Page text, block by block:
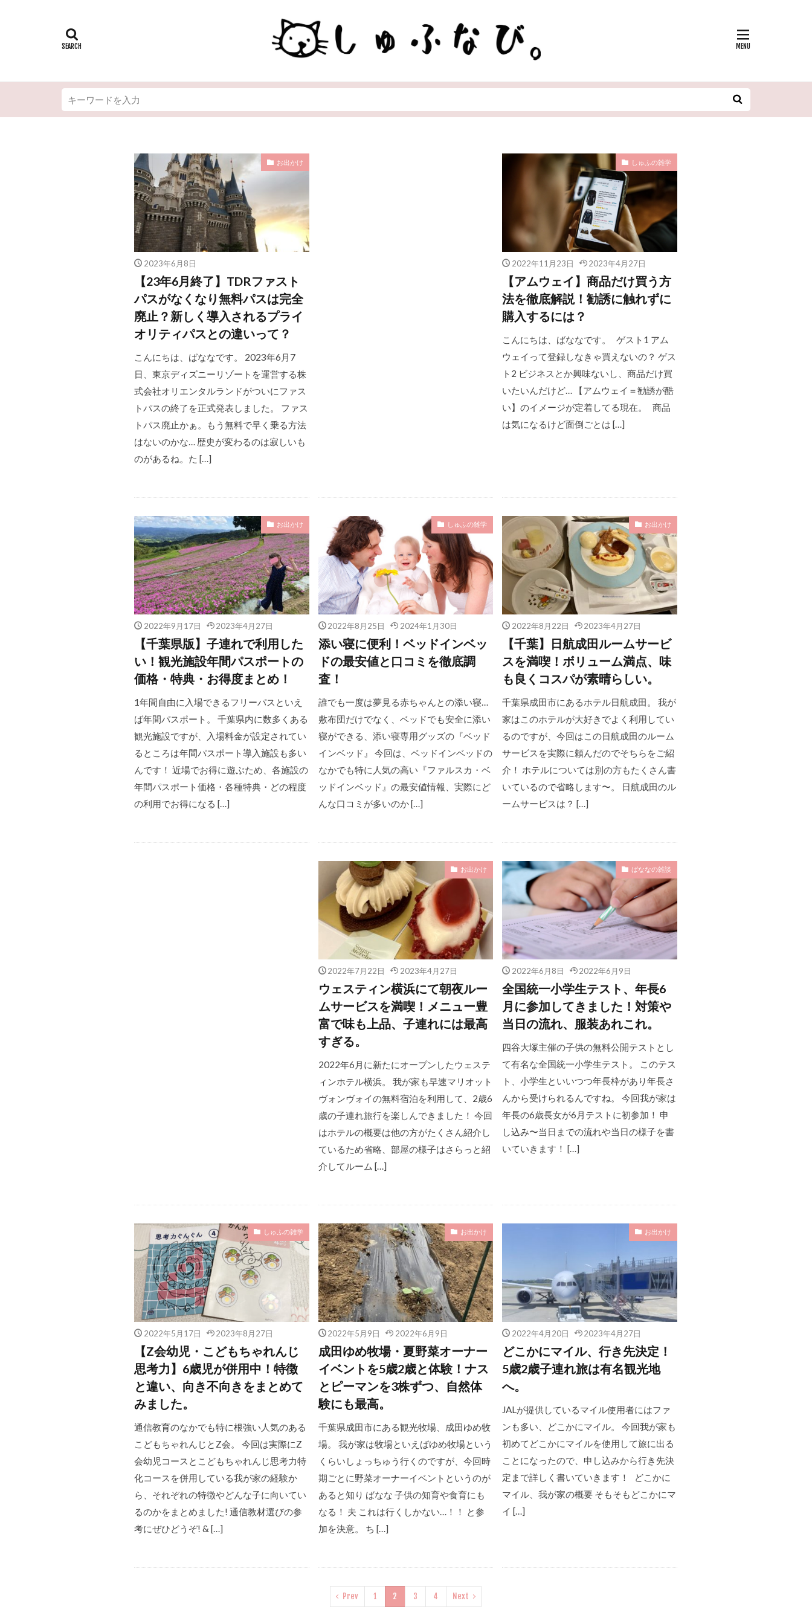
お出かけ
2023年6月8日
【23年6月終了】TDRファスト
パスがなくなり無料パスは完全
廃止？新しく導入されるプライ
オリティパスとの違いって？
こんにちは、ばななです。 2023年6月7
日、東京ディズニーリゾートを運営する株
式会社オリエンタルランドがついにファス
トパスの終了を正式発表しました。 ファス
トパス廃止かぁ。もう無料で早く乗る方法
はないのかな… 歴史が変わるのは寂しいも
のがあるね。た […]
しゅふの雑学
2022年11月23日 2023年4月27日
【アムウェイ】商品だけ買う方
法を徹底解説！勧誘に触れずに
購入するには？
こんにちは、ばななです。 ゲスト1 アム
ウェイって登録しなきゃ買えないの？ ゲス
ト2 ビジネスとか興味ないし、商品だけ買
いたいんだけど… 【アムウェイ＝勧誘が酷
い】のイメージが定着してる現在。 商品
は気になるけど面倒ごとは […]
お出かけ
2022年9月17日 2023年4月27日
【千葉県版】子連れで利用した
い！観光施設年間パスポートの
価格・特典・お得度まとめ！
1年間自由に入場できるフリーパスといえ
ば年間パスポート。 千葉県内に数多くある
観光施設ですが、入場料金が設定されてい
るところは年間パスポート導入施設も多い
んです！ 近場でお得に遊ぶため、各施設の
年間パスポート価格・各種特典・どの程度
の利用でお得になる […]
しゅふの雑学
2022年8月25日 2024年1月30日
添い寝に便利！ベッドインベッ
ドの最安値と口コミを徹底調
査！
誰でも一度は夢見る赤ちゃんとの添い寝…
敷布団だけでなく、ベッドでも安全に添い
寝ができる、添い寝専用グッズの『ベッド
インベッド』 今回は、ベッドインベッドの
なかでも特に人気の高い『ファルスカ・ベ
ッドインベッド』の最安値情報、実際にど
んな口コミが多いのか […]
お出かけ
2022年8月22日 2023年4月27日
【千葉】日航成田ルームサービ
スを満喫！ボリューム満点、味
も良くコスパが素晴らしい。
千葉県成田市にあるホテル日航成田。 我が
家はこのホテルが大好きでよく利用してい
るのですが、今回はこの日航成田のルーム
サービスを実際に頼んだのでそちらをご紹
介！ ホテルについては別の方もたくさん書
いているので省略します〜。 日航成田のル
ームサービスは？ […]
お出かけ
2022年7月22日 2023年4月27日
ウェスティン横浜にて朝夜ルー
ムサービスを満喫！メニュー豊
富で味も上品、子連れには最高
すぎる。
2022年6月に新たにオープンしたウェステ
ィンホテル横浜。 我が家も早速マリオット
ヴォンヴォイの無料宿泊を利用して、2歳6
歳の子連れ旅行を楽しんできました！ 今回
はホテルの概要は他の方がたくさん紹介し
ているため省略、部屋の様子はさらっと紹
介してルーム […]
ばななの雑談
2022年6月8日 2022年6月9日
全国統一小学生テスト、年長6
月に参加してきました！対策や
当日の流れ、服装あれこれ。
四谷大塚主催の子供の無料公開テストとし
て有名な全国統一小学生テスト。 このテス
ト、小学生といいつつ年長枠があり年長さ
んから受けられるんですね。 今回我が家は
年長の6歳長女が6月テストに初参加！ 申
し込み〜当日までの流れや当日の様子を書
いていきます！ […]
しゅふの雑学
2022年5月17日 2023年8月27日
【Z会幼児・こどもちゃれんじ
思考力】6歳児が併用中！特徴
と違い、向き不向きをまとめて
みました。
通信教育のなかでも特に根強い人気のある
こどもちゃれんじとZ会。 今回は実際にZ
会幼児コースとこどもちゃれんじ思考力特
化コースを併用している我が家の経験か
ら、それぞれの特徴やどんな子に向いてい
るのかをまとめました! 通信教材選びの参
考にぜひどうぞ! & […]
お出かけ
2022年5月9日 2022年6月9日
成田ゆめ牧場・夏野菜オーナー
イベントを5歳2歳と体験！ナス
とピーマンを3株ずつ、自然体
験にも最高。
千葉県成田市にある観光牧場、成田ゆめ牧
場。 我が家は牧場といえばゆめ牧場という
くらいしょっちゅう行くのですが、今回時
期ごとに野菜オーナーイベントというのが
あると知り ばなな 子供の知育や食育にも
なる！ 夫 これは行くしかない…！！ と参
加を決意。 ち […]
お出かけ
2022年4月20日 2023年4月27日
どこかにマイル、行き先決定！
5歳2歳子連れ旅は有名観光地
へ。
JALが提供しているマイル使用者にはファ
ンも多い、どこかにマイル。 今回我が家も
初めてどこかにマイルを使用して旅に出る
ことになったので、申し込みから行き先決
定まで詳しく書いていきます！ どこかに
マイル、我が家の概要 そもそもどこかにマ
イ […]
Prev 1 2 3 4 Next